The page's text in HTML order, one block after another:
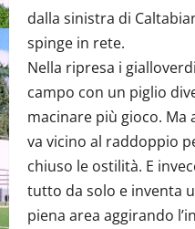
dalla sinistra di
spinge in rete.
Nella ripresa i
campo con un piglio
macinare più gioco. Ma
va vicino al raddoppio
chiuso le ostilità. E
tutto da solo e inventa
piena area aggirando